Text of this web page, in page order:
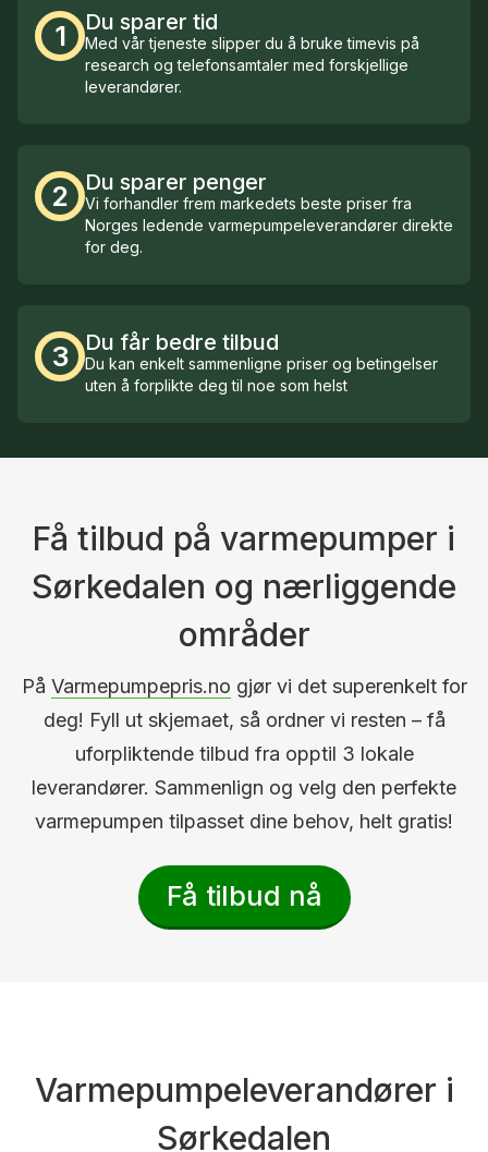
1 Du sparer tid
Med vår tjeneste slipper du å bruke timevis på
research og telefonsamtaler med forskjellige
leverandører.
2 Du sparer penger
Vi forhandler frem markedets beste priser fra
Norges ledende varmepumpeleverandører direkte
for deg.
3 Du får bedre tilbud
Du kan enkelt sammenligne priser og betingelser
uten å forplikte deg til noe som helst
Få tilbud på varmepumper i
Sørkedalen og nærliggende
områder
På Varmepumpepris.no gjør vi det superenkelt for
deg! Fyll ut skjemaet, så ordner vi resten – få
uforpliktende tilbud fra opptil 3 lokale
leverandører. Sammenlign og velg den perfekte
varmepumpen tilpasset dine behov, helt gratis!
Få tilbud nå
Varmepumpeleverandører i
Sørkedalen